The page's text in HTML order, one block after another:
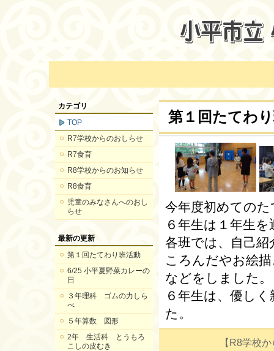
カテゴリ
TOP
R7学校からのおしらせ
R7食育
R8学校からのお知らせ
R8食育
児童のみなさんへのおし
らせ
最新の更新
第１回たてわり班活動
6/25 小平夏野菜カレーの
日
３年理科 ゴムの力しら
べ
５年算数 図形
2年 生活科 とうもろ
こしの皮むき
第１回たてわ
今年度初めての
６年生は１年生
各班では、自己
ころんだやお絵
などをしました。
６年生は、優し
た。
【R8学校